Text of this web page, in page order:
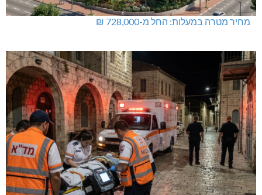
מחיר מטרה במעלות: החל מ-728,000 ₪